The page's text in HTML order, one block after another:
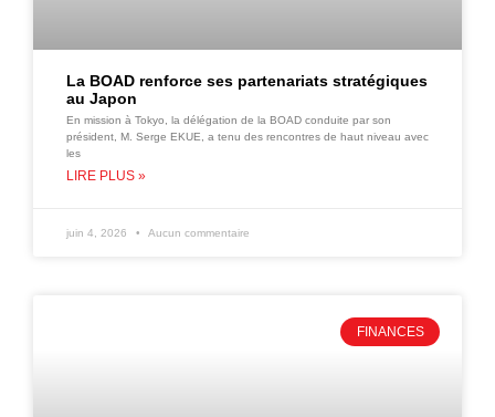
La BOAD renforce ses partenariats stratégiques
au Japon
En mission à Tokyo, la délégation de la BOAD conduite par son
président, M. Serge EKUE, a tenu des rencontres de haut niveau avec
les
LIRE PLUS »
juin 4, 2026 Aucun commentaire
FINANCES